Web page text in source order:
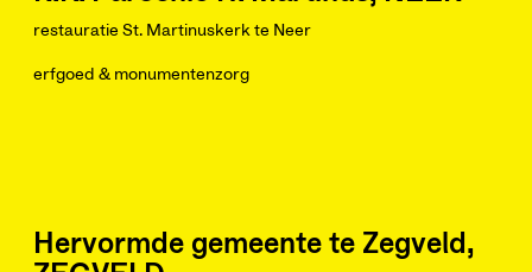
restauratie St. Martinuskerk te Neer
erfgoed & monumentenzorg
Hervormde gemeente te Zegveld,